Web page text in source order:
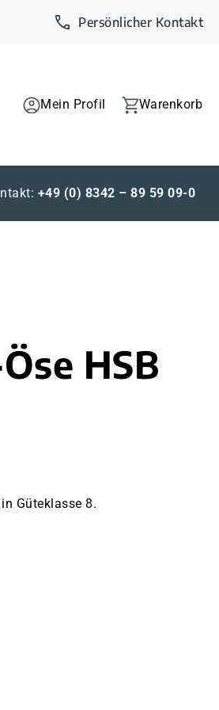
Persönlicher Kontakt
Mein Profil Warenkorb
+49 (0) 8342 – 89 59 09-0
HSB
Güteklasse 8.